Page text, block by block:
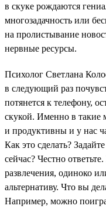
в скуке рождаются
многозадачность или
на пролистывание
нервные ресурсы.
Психолог Светлана
в следующий раз
потянется к телефону,
скукой. Именно в
и продуктивны и у нас
Как это сделать?
сейчас? Честно
развлечения, одиноко
альтернативу. Что вы
Например, можно